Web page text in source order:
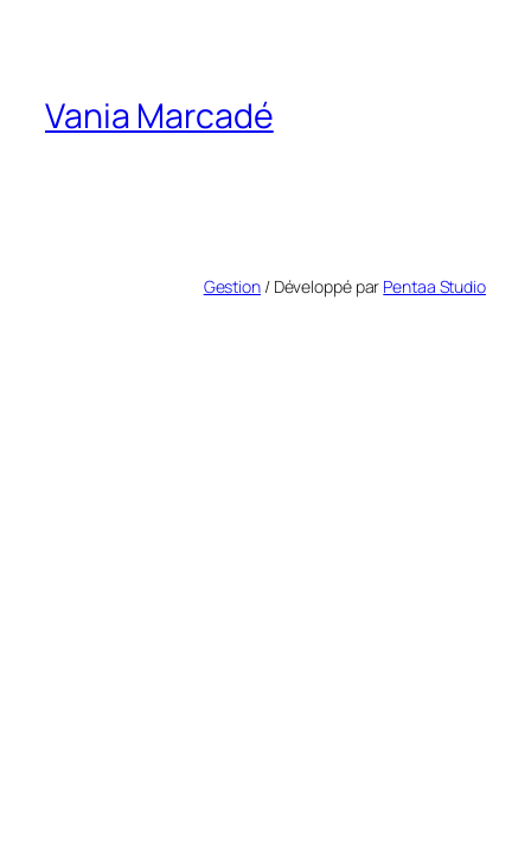
Vania Marcadé
Gestion/ Développé par Pentaa Studio